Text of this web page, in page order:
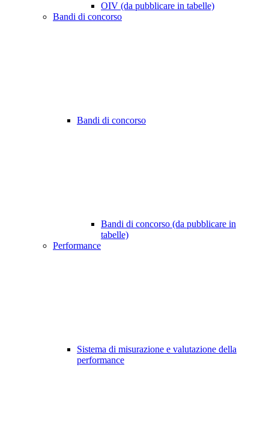
OIV (da pubblicare in tabelle)
Bandi di concorso
Bandi di concorso
Bandi di concorso (da pubblicare in
tabelle)
Performance
Sistema di misurazione e valutazione della
performance